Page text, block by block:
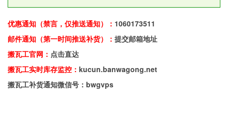
优惠通知（禁言，仅推送通知）： 1060173511
邮件通知（第一时间推送补货）： 提交邮箱地址
搬瓦工官网： 点击直达
搬瓦工实时库存监控： kucun.banwagong.net
搬瓦工补货通知微信号：bwgvps